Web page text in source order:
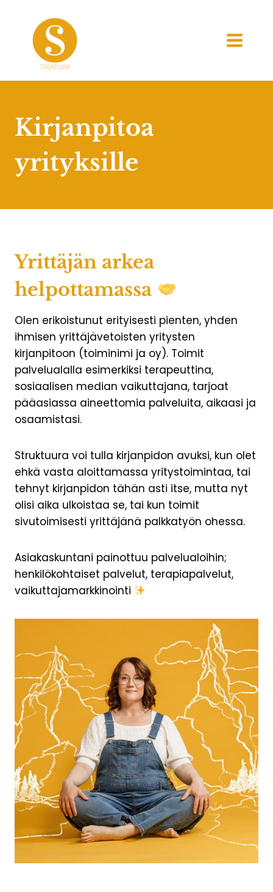
sisältöön
Kirjanpitoa
yrityksille
Yrittäjän arkea
helpottamassa
Olen erikoistunut erityisesti pienten, yhden
ihmisen yrittäjävetoisten yritysten
kirjanpitoon (toiminimi ja oy). Toimit
palvelualalla esimerkiksi terapeuttina,
sosiaalisen median vaikuttajana, tarjoat
pääasiassa aineettomia palveluita, aikaasi ja
osaamistasi.
Struktuura voi tulla kirjanpidon avuksi, kun olet
ehkä vasta aloittamassa yritystoimintaa, tai
tehnyt kirjanpidon tähän asti itse, mutta nyt
olisi aika ulkoistaa se, tai kun toimit
sivutoimisesti yrittäjänä palkkatyön ohessa.
Asiakaskuntani painottuu palvelualoihin;
henkilökohtaiset palvelut, terapiapalvelut,
vaikuttajamarkkinointi